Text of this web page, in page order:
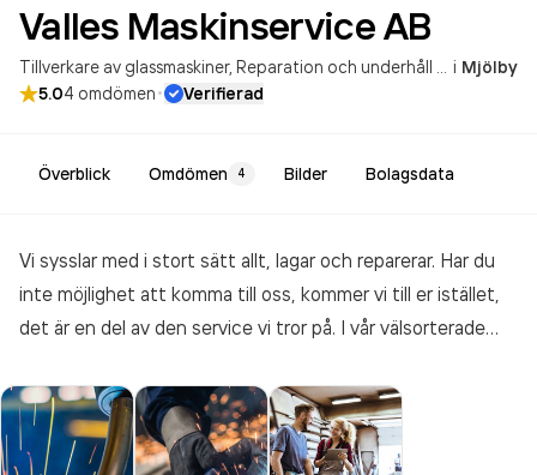
Valles MaskinserviceAB
Tillverkare av glassmaskiner Reparation och underhåll av maskiner i Mjölby
5.04 omdömen· Verifierad
Överblick Omdömen 4 Bilder Bolagsdata
Vi sysslar med i stort sätt allt, lagar och reparerar. Har du
inte möjlighet att komma till oss, kommer vi till er istället,
det är en del av den service vi tror på. I vår välsorterade
behöva, allt från handkrämer och skyddsutrustning till
motorolja och kullager.